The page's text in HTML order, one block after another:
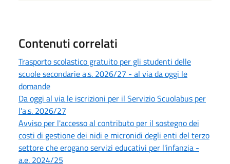
Contenuti correlati
Trasporto scolastico gratuito per gli studenti delle
scuole secondarie a.s. 2026/27 - al via da oggi le
domande
Da oggi al via le iscrizioni per il Servizio Scuolabus per
l'a.s. 2026/27
Avviso per l'accesso al contributo per il sostegno dei
costi di gestione dei nidi e micronidi degli enti del terzo
settore che erogano servizi educativi per l'infanzia -
a.e. 2024/25